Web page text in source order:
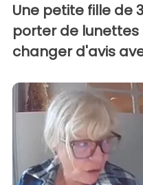
Une petite fille de
porter de lunettes
changer d'avis